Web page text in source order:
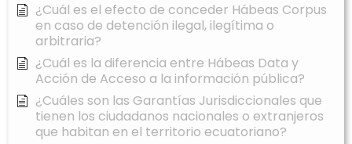
¿Cuál es el efecto de conceder Hábeas Corpus
en caso de detención ilegal, ilegítima o
arbitraria?
¿Cuál es la diferencia entre Hábeas Data y
Acción de Acceso a la información pública?
¿Cuáles son las Garantías Jurisdiccionales que
tienen los ciudadanos nacionales o extranjeros
que habitan en el territorio ecuatoriano?